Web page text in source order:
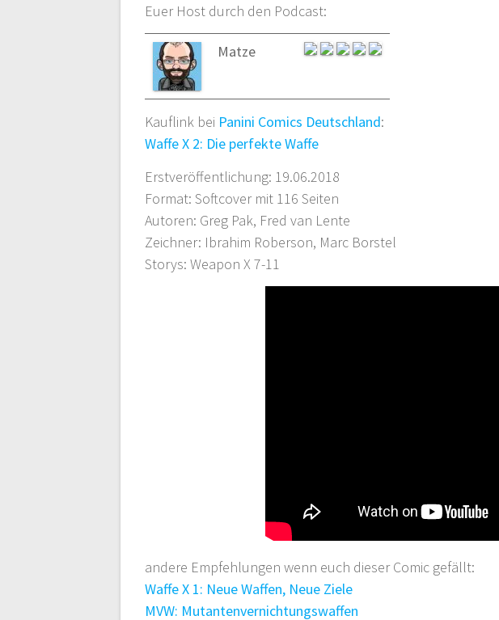
Euer Host durch den Podcast:
Matze
Kauflink bei Panini Comics Deutschland:
Waffe X 2: Die perfekte Waffe
Erstveröffentlichung: 19.06.2018
Format: Softcover mit 116 Seiten
Autoren: Greg Pak, Fred van Lente
Zeichner: Ibrahim Roberson, Marc Borstel
Storys: Weapon X 7-11
andere Empfehlungen wenn euch dieser Comic gefällt:
Waffe X 1: Neue Waffen, Neue Ziele
MVW: Mutantenvernichtungswaffen